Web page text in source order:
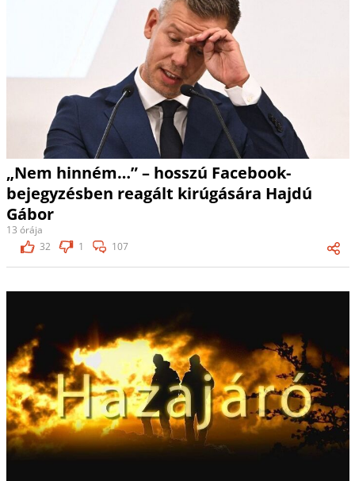
„Nem hinném…” – hosszú Facebook-
bejegyzésben reagált kirúgására Hajdú
Gábor
13 órája
32
1 107